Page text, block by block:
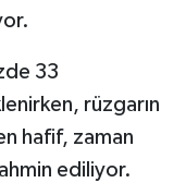
33
rüzgarın
hafif, zaman
ediliyor.